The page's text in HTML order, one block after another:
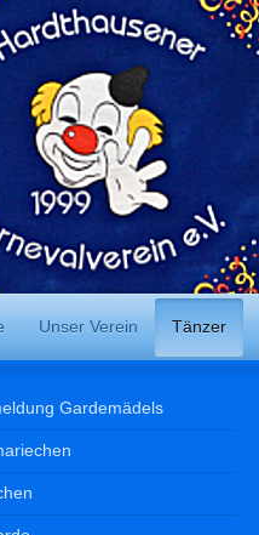
Unser Verein Tänzer
Gardemädels